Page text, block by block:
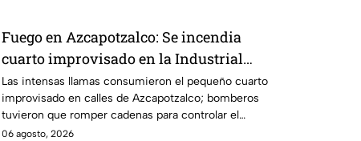
Fuego en Azcapotzalco: Se incendia
cuarto improvisado en la Industrial
Vallejo; rompen cadenas para combatir
las llamas
Las intensas llamas consumieron el pequeño cuarto
improvisado en calles de Azcapotzalco; bomberos
tuvieron que romper cadenas para controlar el
incendio.
06 agosto, 2026